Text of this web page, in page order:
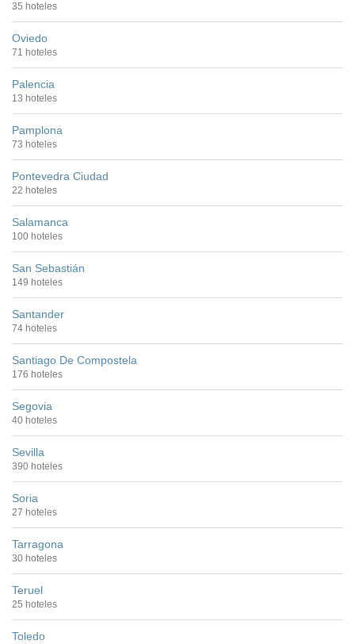
35 hoteles
Oviedo
71 hoteles
Palencia
13 hoteles
Pamplona
73 hoteles
Pontevedra Ciudad
22 hoteles
Salamanca
100 hoteles
San Sebastián
149 hoteles
Santander
74 hoteles
Santiago De Compostela
176 hoteles
Segovia
40 hoteles
Sevilla
390 hoteles
Soria
27 hoteles
Tarragona
30 hoteles
Teruel
25 hoteles
Toledo